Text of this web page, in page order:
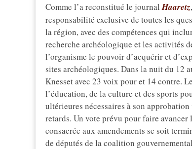
Comme l’a reconstitué le journalHaaretz,
responsabilité exclusive de toutes les
la région, avec des compétences qui
recherche archéologique et les activités
l’organisme le pouvoir d’acquérir et
sites archéologiques. Dans la nuit du 12
Knesset avec 23 voix pour et 14 contre.
l’éducation, de la culture et des sports
ultérieures nécessaires à son
retards. Un vote prévu pour faire avancer
consacrée aux amendements se soit
de députés de la coalition